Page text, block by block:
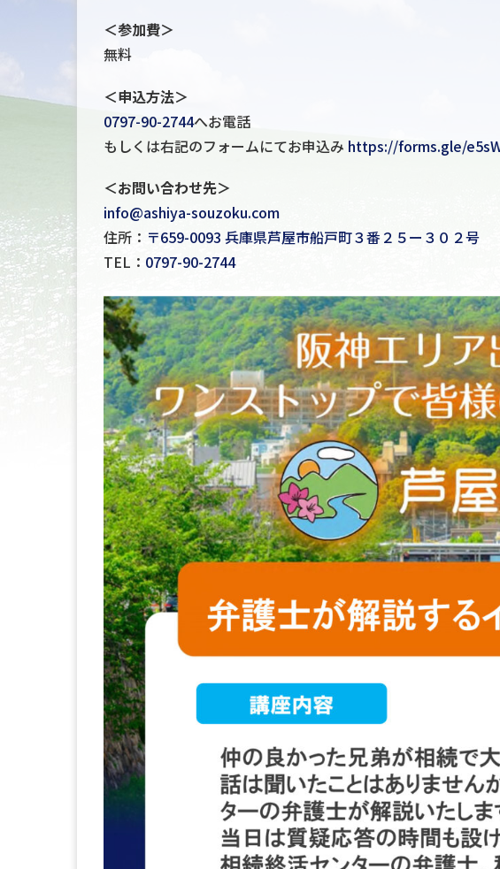
＜参加費＞
無料
＜申込方法＞
0797-90-2744へお電話
もしくは右記のフォームにてお申込み https://forms.gle/
＜お問い合わせ先＞
info@ashiya-souzoku.com
住所： 〒659-0093 兵庫県芦屋市船戸町３番２５ー３０２号
TEL： 0797-90-2744